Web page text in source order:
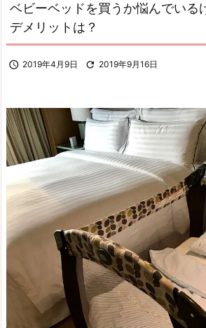
ベビーベッドを買うか悩んでいる
デメリットは？
 2019年4月9日  2019年9月16日